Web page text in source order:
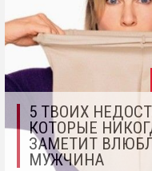
5 ТВОИХ
КОТОРЫЕ
ЗАМЕТИТ
МУЖЧИНА